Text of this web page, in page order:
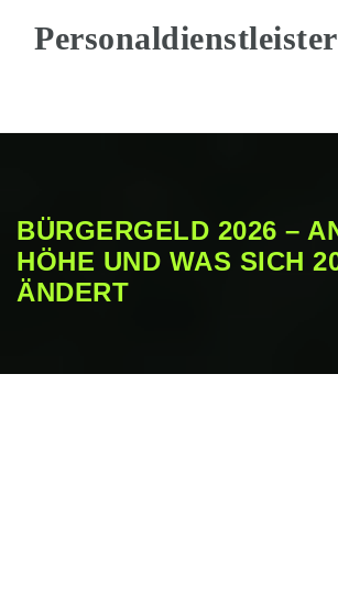
BÜRGERGELD 2026 –
HÖHE UND WAS SICH
ÄNDERT